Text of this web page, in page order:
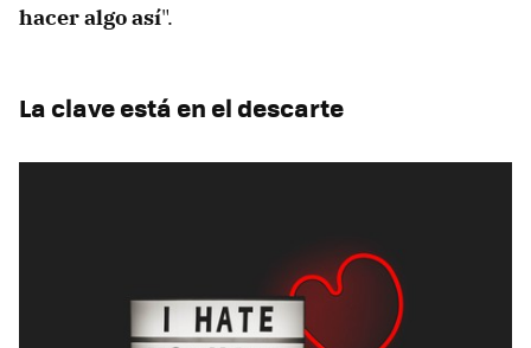
hacer algo así".
La clave está en el descarte